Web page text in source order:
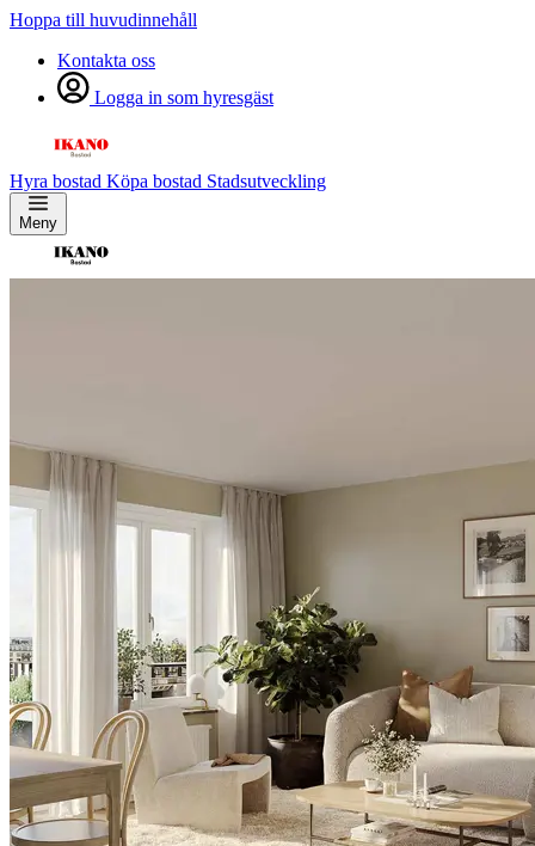
Hoppa till huvudinnehåll
Kontakta oss
Logga in som hyresgäst
Hyra bostad Köpa bostad Stadsutveckling
Meny